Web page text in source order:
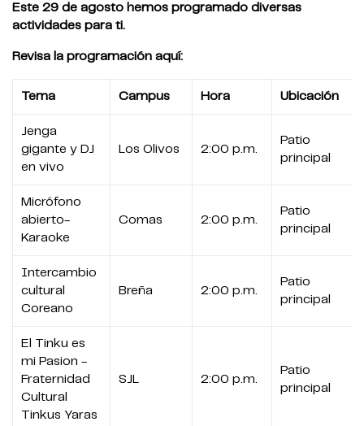
Este 29 de agosto hemos programado diversas
actividades para ti.
Revisa la programación aquí:
Tema Campus Hora Ubicación
Jenga
gigante y DJ
en vivo
Los Olivos 2:00 p.m.
Patio
principal
Micrófono
abierto-
Karaoke
Comas 2:00 p.m.
Patio
principal
Intercambio
cultural
Coreano
Breña 2:00 p.m.
Patio
principal
El Tinku es
mi Pasion -
Fraternidad
Cultural
Tinkus Yaras
SJL 2:00 p.m.
Patio
principal